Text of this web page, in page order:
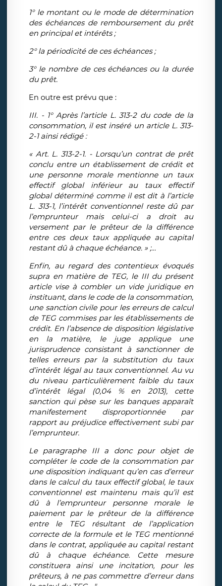
1° le montant ou le mode de détermination
des échéances de remboursement du prêt
en principal et intérêts ;
2° la périodicité de ces échéances ;
3° le nombre de ces échéances ou la durée
du prêt.
En outre est prévu que :
III. - 1° Après l’article L. 313-2 du code de la
consommation, il est inséré un article L. 313-
2-1 ainsi rédigé :
« Art. L. 313-2-1. - Lorsqu’un contrat de prêt
conclu entre un établissement de crédit et
une personne morale mentionne un taux
effectif global inférieur au taux effectif
global déterminé comme il est dit à l’article
L. 313-1, l’intérêt conventionnel reste dû par
l’emprunteur mais celui-ci a droit au
versement par le prêteur de la différence
entre ces deux taux appliquée au capital
restant dû à chaque échéance. » ;…
Enfin, au regard des contentieux évoqués
supra en matière de TEG, le III du présent
article vise à combler un vide juridique en
instituant, dans le code de la consommation,
une sanction civile pour les erreurs de calcul
de TEG commises par les établissements de
crédit. En l’absence de disposition législative
en la matière, le juge applique une
jurisprudence consistant à sanctionner de
telles erreurs par la substitution du taux
d’intérêt légal au taux conventionnel. Au vu
du niveau particulièrement faible du taux
d’intérêt légal (0,04 % en 2013), cette
sanction qui pèse sur les banques apparaît
manifestement disproportionnée par
rapport au préjudice effectivement subi par
l’emprunteur.
Le paragraphe III a donc pour objet de
compléter le code de la consommation par
une disposition indiquant qu’en cas d’erreur
dans le calcul du taux effectif global, le taux
conventionnel est maintenu mais qu’il est
dû à l’emprunteur personne morale le
paiement par le prêteur de la différence
entre le TEG résultant de l’application
correcte de la formule et le TEG mentionné
dans le contrat, appliquée au capital restant
dû à chaque échéance. Cette mesure
constituera ainsi une incitation, pour les
prêteurs, à ne pas commettre d’erreur dans